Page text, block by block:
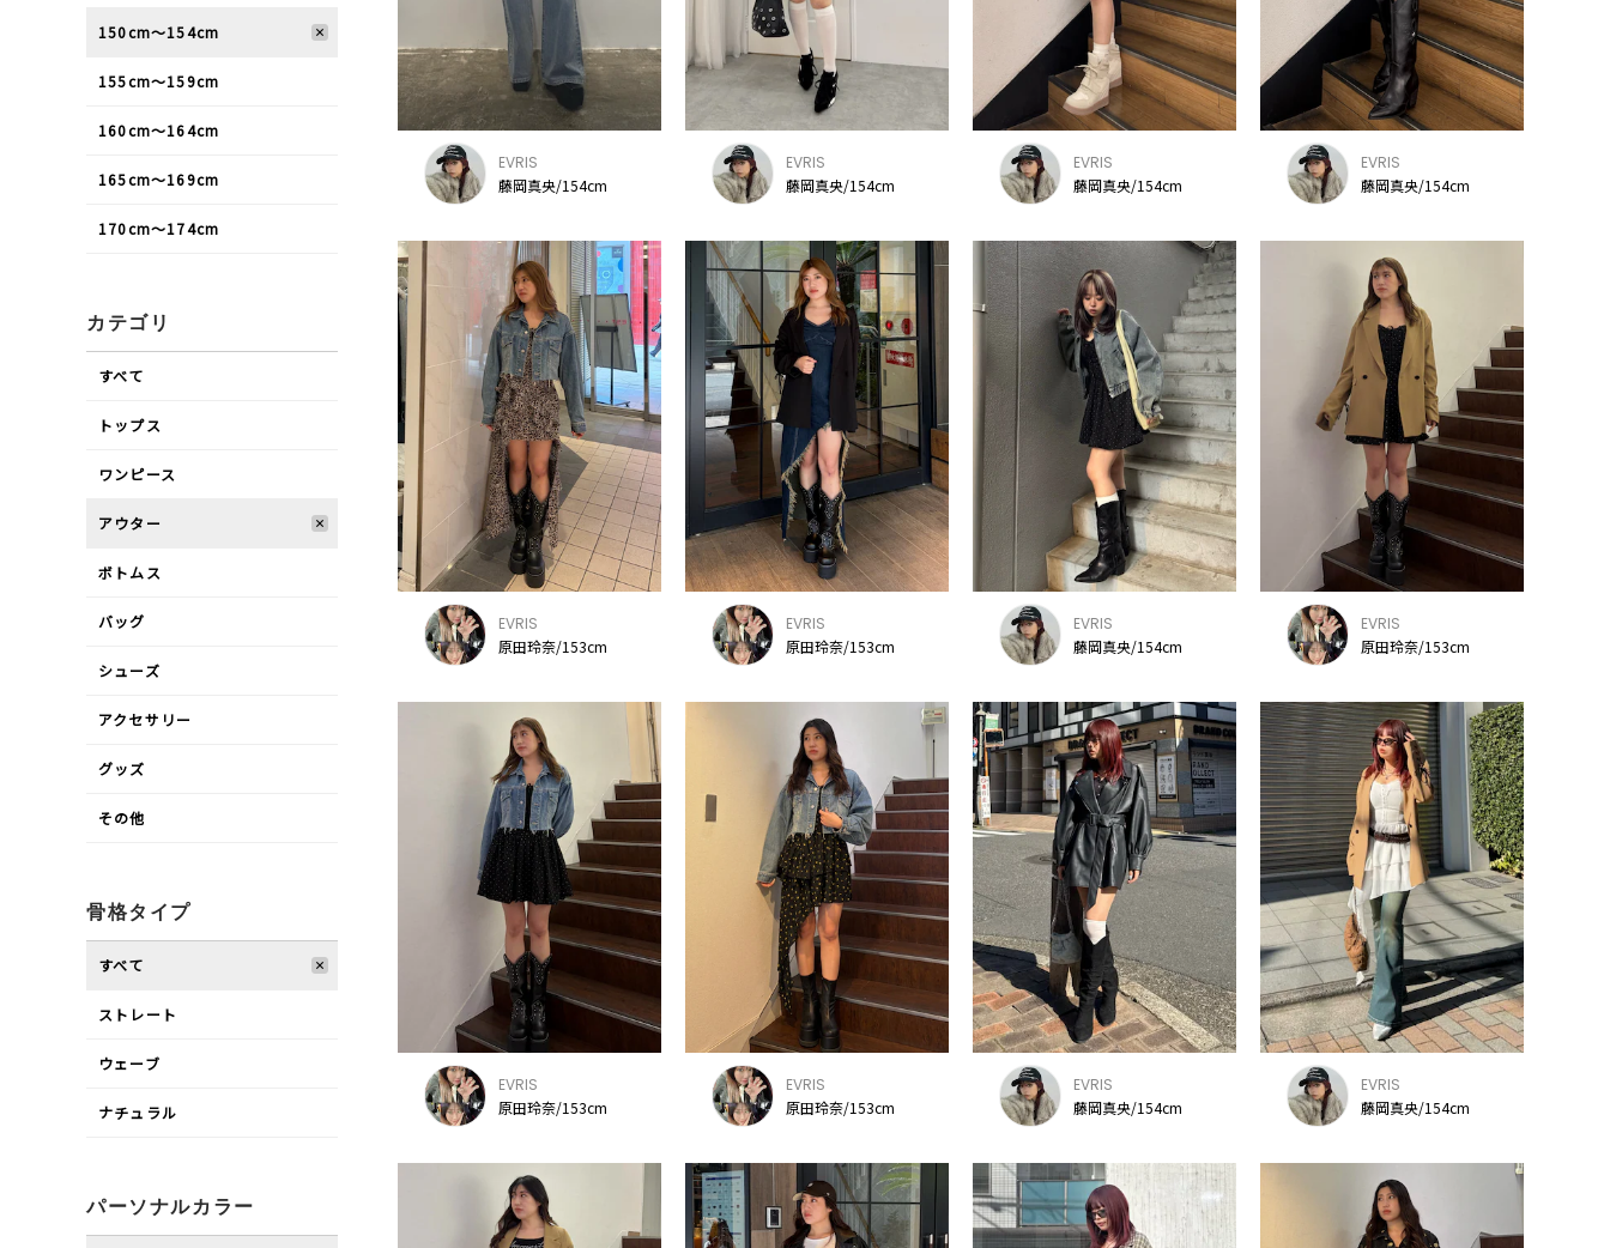
EVRIS
藤岡真央/154cm
EVRIS
藤岡真央/154cm
EVRIS
藤岡真央/154cm
EVRIS
藤岡真央/154cm
EVRIS
原田玲奈/153cm
EVRIS
原田玲奈/153cm
EVRIS
藤岡真央/154cm
EVRIS
原田玲奈/153cm
EVRIS
原田玲奈/153cm
EVRIS
原田玲奈/153cm
EVRIS
藤岡真央/154cm
EVRIS
藤岡真央/154cm
150cm〜154cm
155cm〜159cm
160cm〜164cm
165cm〜169cm
170cm〜174cm
カテゴリ
すべて
トップス
ワンピース
アウター
ボトムス
バッグ
シューズ
アクセサリー
グッズ
その他
骨格タイプ
すべて
ストレート
ウェーブ
ナチュラル
パーソナルカラー